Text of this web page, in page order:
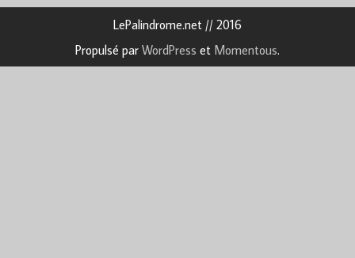
LePalindrome.net // 2016
Propulsé par WordPress et Momentous.